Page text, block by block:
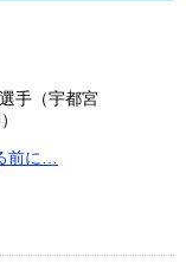
手（宇都宮
前に…